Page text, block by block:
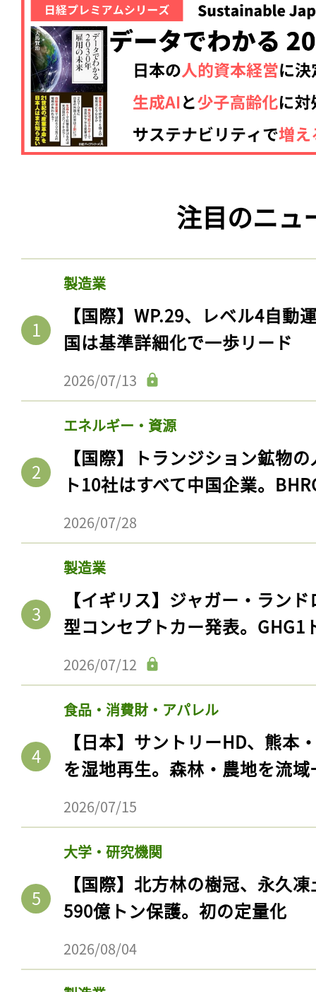
注目のニュ
製造業
【国際】WP.29、レベル4自動
国は基準詳細化で一歩リード
2026/07/13
エネルギー・資源
【国際】トランジション鉱物
ト10社はすべて中国企業。
2026/07/28
製造業
【イギリス】ジャガー・ラン
型コンセプトカー発表。GHG1
2026/07/12
食品・消費財・アパレル
【日本】サントリーHD、熊本
を湿地再生。森林・農地を流
2026/07/15
大学・研究機関
【国際】北方林の樹冠、永久
590億トン保護。初の定量化
2026/08/04